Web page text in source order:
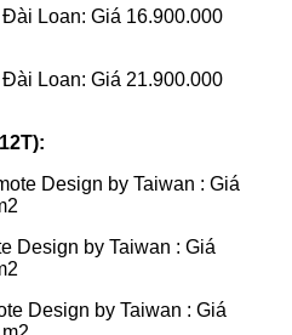
Loan: Giá 16.900.000
Loan: Giá 21.900.000
Design by Taiwan : Giá
Design by Taiwan : Giá
Design by Taiwan : Giá